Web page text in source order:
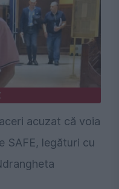
acuzat că voia
SAFE, legături cu